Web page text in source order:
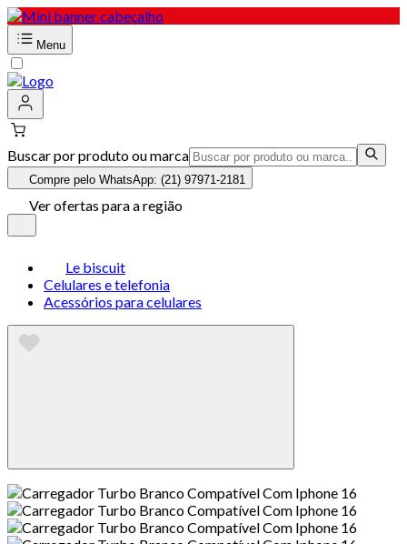
Menu
Buscar por produto ou marca
Compre pelo WhatsApp: (21) 97971-2181
Ver ofertas para a região
Le biscuit
Celulares e telefonia
Acessórios para celulares